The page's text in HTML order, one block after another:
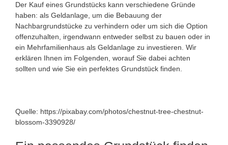
Der Kauf eines Grundstücks kann verschiedene Gründe
haben: als Geldanlage, um die Bebauung der
Nachbargrundstücke zu verhindern oder um sich die Option
offenzuhalten, irgendwann entweder selbst zu bauen oder in
ein Mehrfamilienhaus als Geldanlage zu investieren. Wir
erklären Ihnen im Folgenden, worauf Sie dabei achten
sollten und wie Sie ein perfektes Grundstück finden.
Quelle: https://pixabay.com/photos/chestnut-tree-chestnut-
blossom-3390928/